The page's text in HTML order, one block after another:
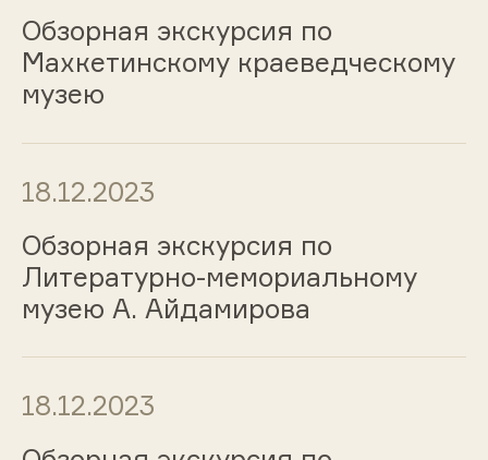
Обзорная экскурсия по
Махкетинскому краеведческому
музею
18.12.2023
Обзорная экскурсия по
Литературно-мемориальному
музею А. Айдамирова
18.12.2023